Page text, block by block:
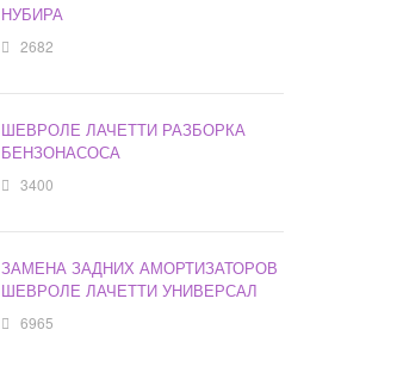
НУБИРА
2682
ШЕВРОЛЕ ЛАЧЕТТИ РАЗБОРКА
БЕНЗОНАСОСА
3400
ЗАМЕНА ЗАДНИХ АМОРТИЗАТОРОВ
ШЕВРОЛЕ ЛАЧЕТТИ УНИВЕРСАЛ
6965